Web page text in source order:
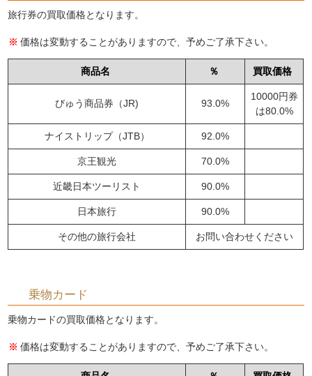
旅行券の買取価格となります。
価格は変動することがありますので、予めご了承下さい。
商品名 ％ 買取価格
びゅう商品券（JR) 93.0%
10000円券
は80.0%
ナイストリップ（JTB） 92.0%
京王観光 70.0%
近畿日本ツーリスト 90.0%
日本旅行 90.0%
その他の旅行会社 お問い合わせください
乗物カード
乗物カードの買取価格となります。
価格は変動することがありますので、予めご了承下さい。